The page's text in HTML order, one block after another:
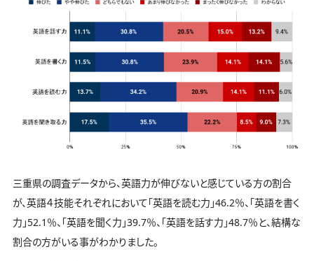
三重県の調査データから、英語力が伸びないと感じている方の割合
が、英語４技能それぞれにおいて「英語を読む力」46.2％、「英語を書く
力」52.1％、「英語を聞く力」39.7％、「英語を話す力」48.7％と、結構な
割合の方がいる事がわかりました。